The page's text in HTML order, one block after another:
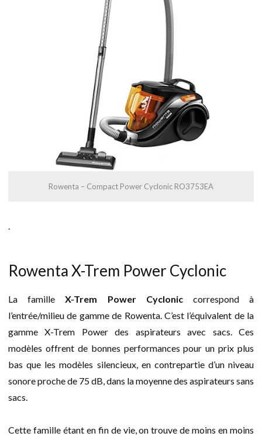
Rowenta – Compact Power Cyclonic RO3753EA
.
Rowenta X-Trem Power Cyclonic
La familleX-Trem Power Cyclonic correspond à
l’entrée/milieu de gamme de Rowenta. C’est l’équivalent de la
gamme X-Trem Power des aspirateurs avec sacs. Ces
modèles offrent de bonnes performances pour un prix plus
bas que les modèles silencieux, en contrepartie d’un niveau
sonore proche de 75 dB, dans la moyenne des aspirateurs sans
sacs.
Cette famille étant en fin de vie, on trouve de moins en moins